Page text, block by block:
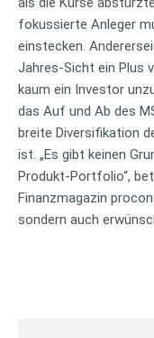
fokussierte Anleger
einstecken.
Jahres-Sicht ein Plus
kaum ein Investor
das Auf und Ab des
breite Diversifikation
ist. „Es gibt keinen
Produkt-Portfolio“,
Finanzmagazin
sondern auch